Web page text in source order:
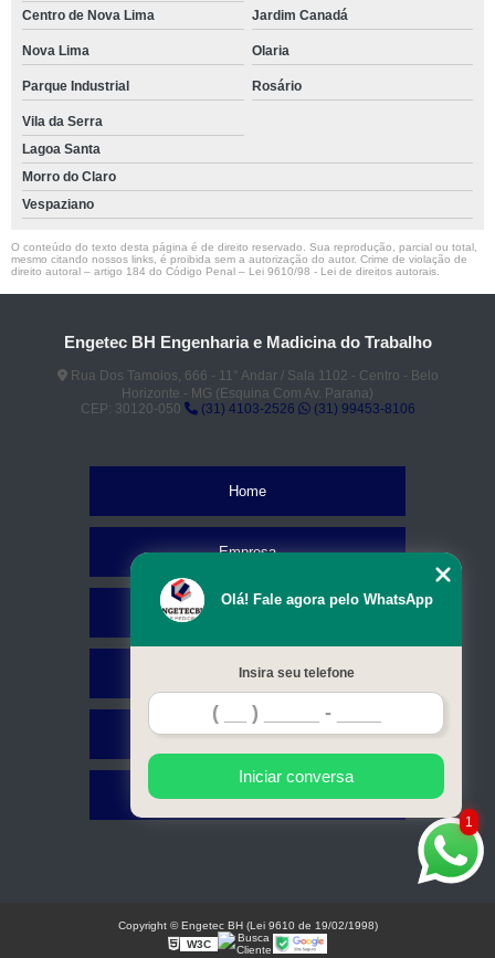
Centro de Nova Lima
Jardim Canadá
Nova Lima Olaria
Parque Industrial Rosário
Vila da Serra
Lagoa Santa
Morro do Claro
Vespaziano
O conteúdo do texto desta página é de direito reservado. Sua reprodução, parcial ou total,
mesmo citando nossos links, é proibida sem a autorização do autor. Crime de violação de
direito autoral – artigo 184 do Código Penal – Lei 9610/98 - Lei de direitos autorais
Engetec BH Engenharia e Madicina do Trabalho
Rua Dos Tamoios, 666 - 11° Andar / Sala 1102 - Centro - Belo
Horizonte - MG (Esquina Com Av. Parana)
CEP: 30120-050
(31) 4103-2526 (31) 99453-8106
Home
Empresa
Serviços
Contato
Mapa do site
1
Olá! Fale agora pelo WhatsApp
Insira seu telefone
Iniciar conversa
Copyright © Engetec BH (Lei 9610 de 19/02/1998)
W3C